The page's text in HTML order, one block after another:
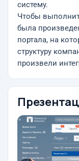
систему.
Чтобы
была
портала, на
структуру
произвели